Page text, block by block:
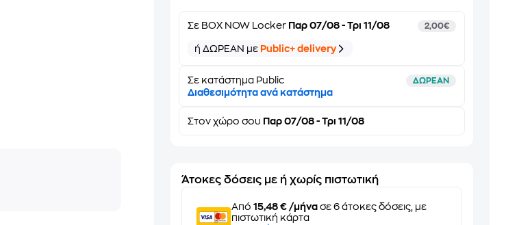
Σε BOX NOW Locker Παρ 07/08 - Τρι 11/08 2,00€
ή ΔΩΡΕΑΝ με Public+ delivery
Σε κατάστημα Public ΔΩΡΕΑΝ
Διαθεσιμότητα ανά κατάστημα
Στονχώρο σου Παρ 07/08 - Τρι 11/08
Άτοκες δόσεις με ή χωρίς πιστωτική
Από15,48 € /μήνα σε 6 άτοκες δόσεις, με
πιστωτική κάρτα